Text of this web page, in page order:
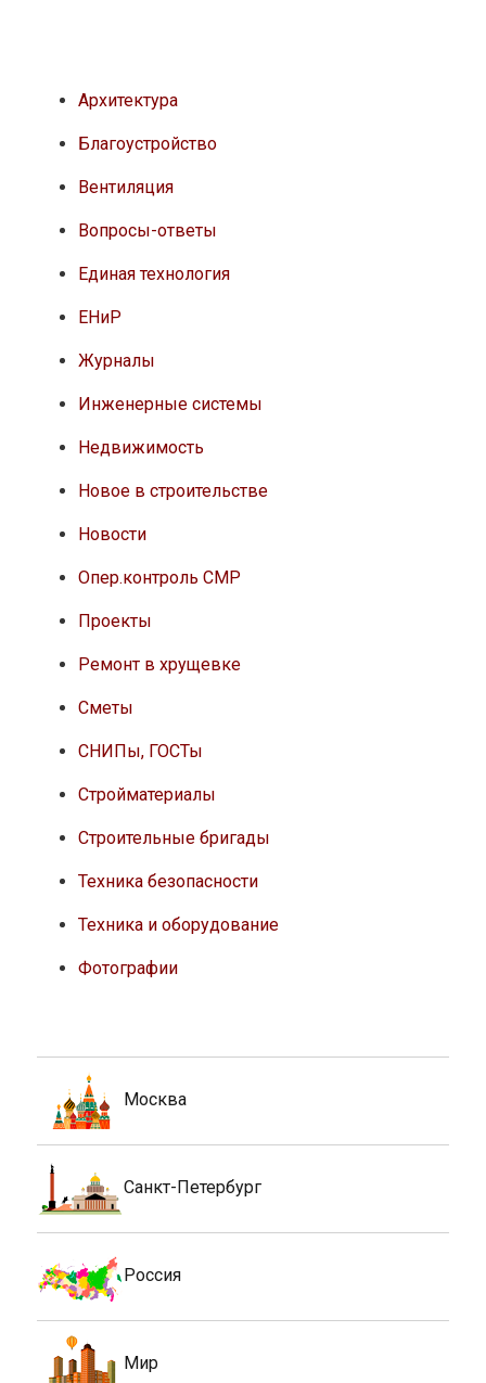
Архитектура
Благоустройство
Вентиляция
Вопросы-ответы
Единая технология
ЕНиР
Журналы
Инженерные системы
Недвижимость
Новое в строительстве
Новости
Опер.контроль СМР
Проекты
Ремонт в хрущевке
Сметы
СНИПы, ГОСТы
Стройматериалы
Строительные бригады
Техника безопасности
Техника и оборудование
Фотографии
Москва
Санкт-Петербург
Россия
Мир